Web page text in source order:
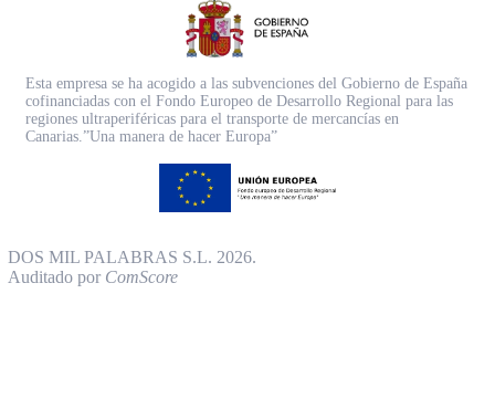
Esta empresa se ha acogido a las subvenciones del Gobierno de España
cofinanciadas con el Fondo Europeo de Desarrollo Regional para las
regiones ultraperiféricas para el transporte de mercancías en
Canarias.”Una manera de hacer Europa”
DOS MIL PALABRAS S.L. 2026.
Auditado por ComScore